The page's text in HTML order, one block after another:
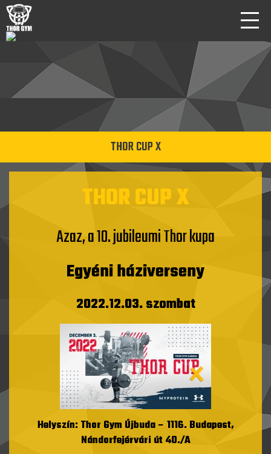
THOR CUP X
THOR CUP X
Azaz, a 10. jubileumi Thor kupa
Egyéni háziverseny
2022.12.03. szombat
Helyszín: Thor Gym Újbuda – 1116. Budapest,
Nándorfejérvári út 40./A